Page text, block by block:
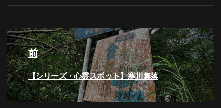
投
稿
ナ
ビ
前
過
去
の
【シリーズ・心霊スポット】寒川集落